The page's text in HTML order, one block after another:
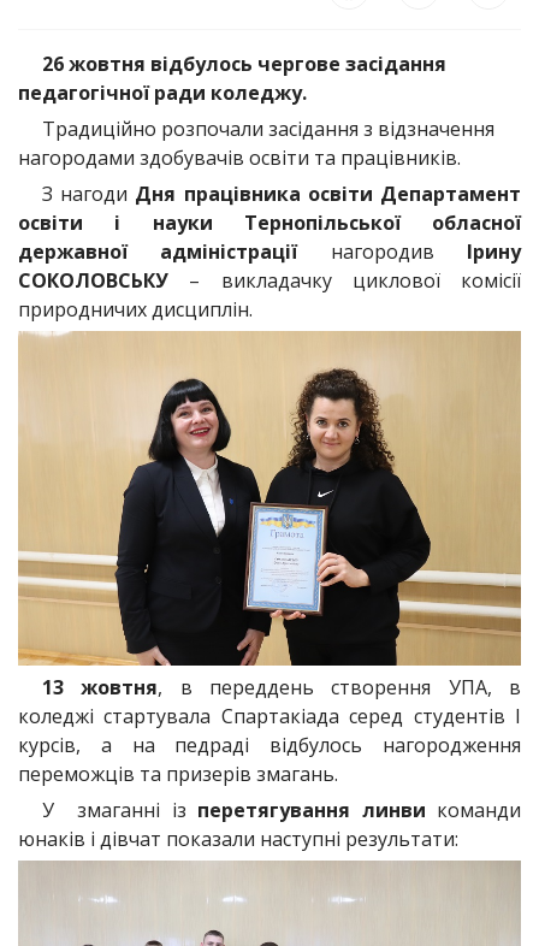
26 жовтня відбулось чергове засідання
педагогічної ради коледжу.
Традиційно розпочали засідання з відзначення
нагородами здобувачів освіти та працівників.
З нагоди Дня працівника освіти Департамент
освіти і науки Тернопільської обласної
державної адміністраціїнагородив Ірину
СОКОЛОВСЬКУ – викладачку циклової комісії
природничих дисциплін.
13 жовтня, в переддень створення УПА, в
коледжі стартувала Спартакіада серед студентів І
курсів, а на педраді відбулось нагородження
переможців та призерів змагань.
У змаганні із перетягування линви команди
юнаків і дівчат показали наступні результати: